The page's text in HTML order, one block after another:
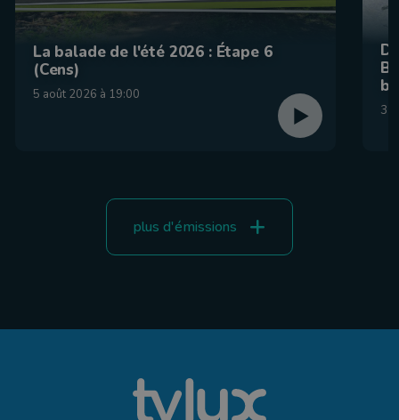
La balade de l'été 2026 : Étape 6
(Cens)
5 août 2026 à 19:00
31
plus d'émissions